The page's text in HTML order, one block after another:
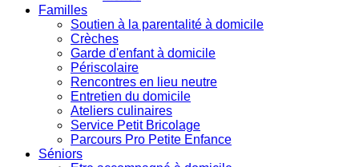
Familles
Soutien à la parentalité à domicile
Crèches
Garde d'enfant à domicile
Périscolaire
Rencontres en lieu neutre
Entretien du domicile
Ateliers culinaires
Service Petit Bricolage
Parcours Pro Petite Enfance
Séniors